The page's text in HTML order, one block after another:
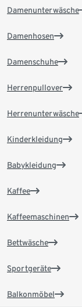
Damenunterwäsche
Damenhosen
Damenschuhe
Herrenpullover
Herrenunterwäsche
Kinderkleidung
Babykleidung
Kaffee
Kaffeemaschinen
Bettwäsche
Sportgeräte
Balkonmöbel